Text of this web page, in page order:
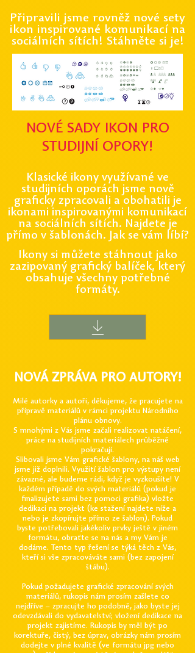
Připravili jsme rovněž nové sety
ikon inspirované komunikací na
sociálních sítích! Stáhněte si je!
NOVÉ SADY IKON PRO
STUDIJNÍ OPORY!
Klasické ikony využívané ve
studijních oporách jsme nově
graficky zpracovali a obohatili je
ikonami inspirovanými komunikací
na sociálních sítích. Najdete je
přímo v šablonách. Jak se vám líbí?
Ikony si můžete stáhnout jako
zazipovaný grafický balíček, který
obsahuje všechny potřebné
formáty.
NOVÁ ZPRÁVA PRO AUTORY!
Milé autorky a autoři, děkujeme, že pracujete na
přípravě materiálů v rámci projektu Národního
plánu obnovy.
S mnohými z Vás jsme začali realizovat natáčení,
práce na studijních materiálech průběžně
pokračují.
Slibovali jsme Vám grafické šablony, na náš web
jsme již doplnili. Využití šablon pro výstupy není
závazné, ale budeme rádi, když je vyzkoušíte! V
každém případě do svých materiálů (pokud je
finalizujete sami bez pomoci grafika) vložte
dedikaci na projekt (ke stažení najdete níže a
nebo je zkopírujte přímo ze šablon). Pokud
byste potřebovali jakékoliv prvky ještě v jiném
formátu, obraťte se na nás a my Vám je
dodáme. Tento typ řešení se týká těch z Vás,
kteří si vše zpracováváte sami (bez zapojení
štábu).
Pokud požadujete grafické zpracování svých
materiálů, rukopis nám prosím zašlete co
nejdříve – zpracujte ho podobně, jako byste jej
odevzdávali do vydavatelství; vložení dedikace na
projekt zajistíme. Rukopis by měl být po
korektuře, čistý, bez úprav, obrázky nám prosím
dodejte v plné kvalitě (ve formátu jpg nebo